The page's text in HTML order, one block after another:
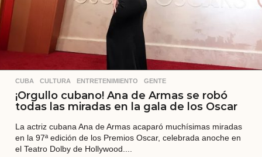
CUBA ,CULTURA ,ENTRETENIMIENTO ,GENTE
¡Orgullo cubano! Ana de Armas se robó
todas las miradas en la gala de los Oscar
La actriz cubana Ana de Armas acaparó muchísimas miradas
en la 97ª edición de los Premios Oscar, celebrada anoche en
el Teatro Dolby de Hollywood....